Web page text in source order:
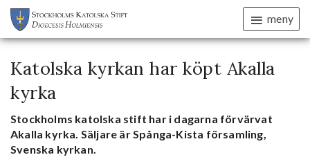
meny
Katolska kyrkan har köpt Akalla
kyrka
Stockholms katolska stift har i dagarna förvärvat
Akalla kyrka. Säljare är Spånga-Kista församling,
Svenska kyrkan.